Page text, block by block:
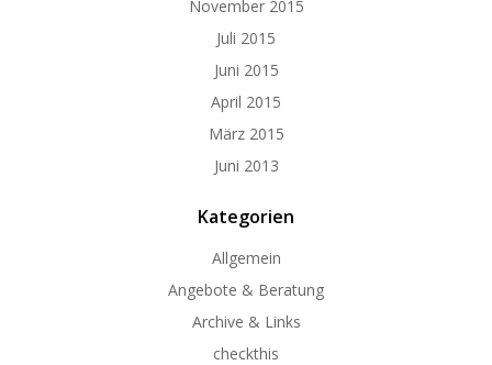
November 2015
Juli 2015
Juni 2015
April 2015
März 2015
Juni 2013
Kategorien
Allgemein
Angebote & Beratung
Archive & Links
checkthis